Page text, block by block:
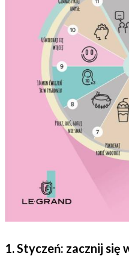
1. Styczeń: zacznij się